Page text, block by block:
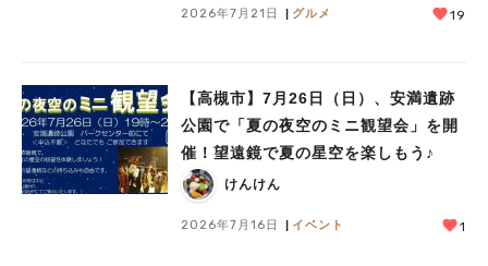
2026年7月21日 グルメ 19
【高槻市】7月26日（日）、安満遺跡
公園で「夏の夜空のミニ観望会」を開
催！望遠鏡で夏の星空を楽しもう♪
けんけん
2026年7月16日 イベント 1